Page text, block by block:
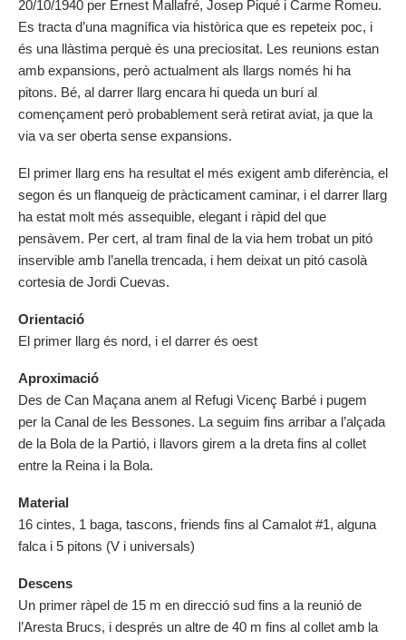
20/10/1940 per Ernest Mallafré, Josep Piqué i Carme Romeu.
Es tracta d’una magnífica via històrica que es repeteix poc, i
és una llàstima perquè és una preciositat. Les reunions estan
amb expansions, però actualment als llargs només hi ha
pitons. Bé, al darrer llarg encara hi queda un burí al
començament però probablement serà retirat aviat, ja que la
via va ser oberta sense expansions.
El primer llarg ens ha resultat el més exigent amb diferència, el
segon és un flanqueig de pràcticament caminar, i el darrer llarg
ha estat molt més assequible, elegant i ràpid del que
pensàvem. Per cert, al tram final de la via hem trobat un pitó
inservible amb l’anella trencada, i hem deixat un pitó casolà
cortesia de Jordi Cuevas.
Orientació
El primer llarg és nord, i el darrer és oest
Aproximació
Des de Can Maçana anem al Refugi Vicenç Barbé i pugem
per la Canal de les Bessones. La seguim fins arribar a l’alçada
de la Bola de la Partió, i llavors girem a la dreta fins al collet
entre la Reina i la Bola.
Material
16 cintes, 1 baga, tascons, friends fins al Camalot #1, alguna
falca i 5 pitons (V i universals)
Descens
Un primer ràpel de 15 m en direcció sud fins a la reunió de
l’Aresta Brucs, i després un altre de 40 m fins al collet amb la